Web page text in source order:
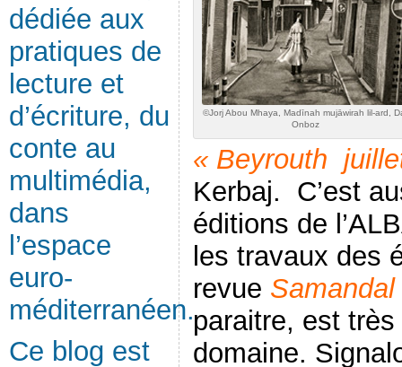
dédiée aux
pratiques de
lecture et
d’écriture, du
conte au
multimédia,
dans
l’espace
euro-
méditerranéen.
Ce blog est
©Jorj Abou Mhaya, Madīnah mujāwirah lil-ard,
Onboz
« Beyrouth
Kerbaj. C’est
éditions de
les travaux des
revue Samandal
paraitre, est
domaine.